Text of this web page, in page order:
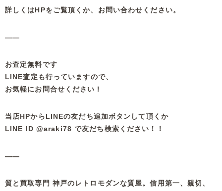
詳しくはHPをご覧頂くか、お問い合わせください。
——
お査定無料です
LINE査定も行っていますので、
お気軽にお問合せください！
当店HPからLINEの友だち追加ボタンして頂くか
LINE ID @araki78 で友だち検索ください！！
——
質と買取専門 神戸のレトロモダンな質屋。信用第一、親切、